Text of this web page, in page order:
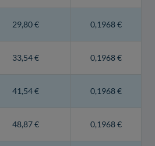
29,80 € 0,1968 €
33,54 € 0,1968 €
41,54 € 0,1968 €
48,87 € 0,1968 €